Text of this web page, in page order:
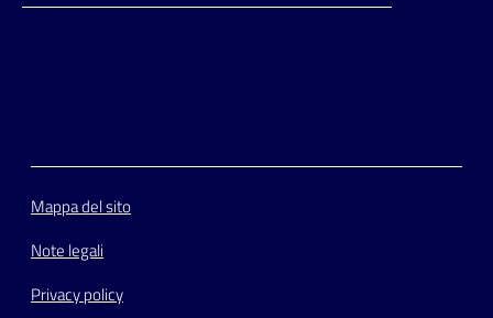
Mappa del sito
Note legali
Privacy policy